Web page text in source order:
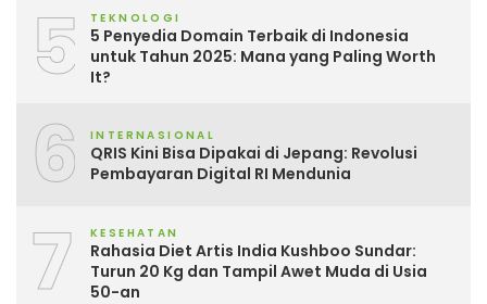
5 TEKNOLOGI
5 Penyedia Domain Terbaik di Indonesia
untuk Tahun 2025: Mana yang Paling Worth
It?
6 INTERNASIONAL
QRIS Kini Bisa Dipakai di Jepang: Revolusi
Pembayaran Digital RI Mendunia
7 KESEHATAN
Rahasia Diet Artis India Kushboo Sundar:
Turun 20 Kg dan Tampil Awet Muda di Usia
50-an